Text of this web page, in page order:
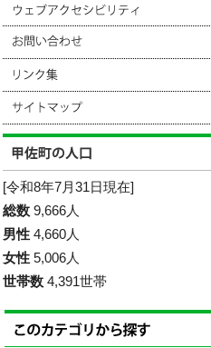
[令和8年7月31日現在]
総数 9,666人
男性 4,660人
女性 5,006人
世帯数 4,391世帯